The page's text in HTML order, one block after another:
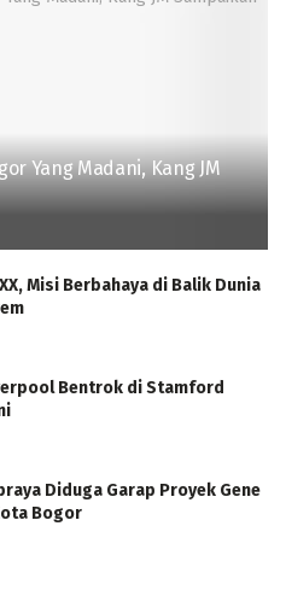
Yang Madani, Kang JM
Misi Berbahaya di Balik Dunia
Bentrok di Stamford
Diduga Garap Proyek Gene
Bogor